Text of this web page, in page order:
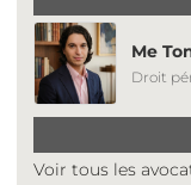
Me
Droit
Voir tous les